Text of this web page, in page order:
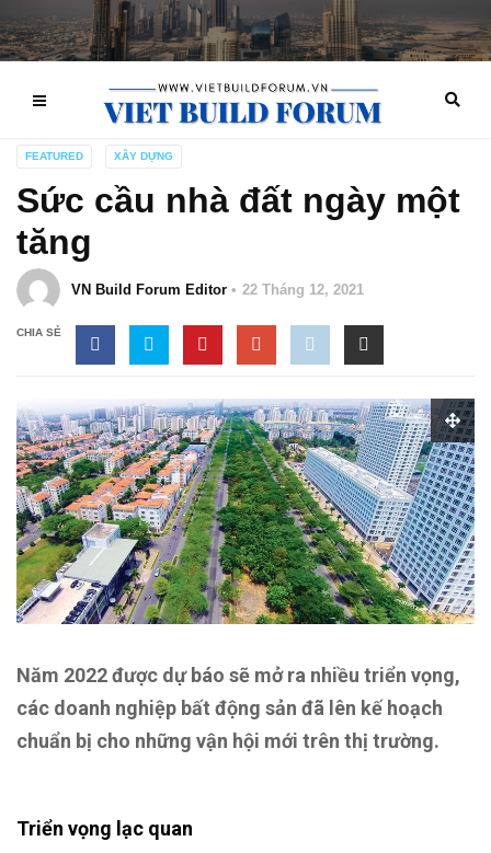
FEATURED XÂY DỰNG
Sức cầu nhà đất ngày một
tăng
VN Build Forum Editor 22 Tháng 12, 2021
CHIA SẺ
Năm 2022 được dự báo sẽ mở ra nhiều triển vọng,
các doanh nghiệp bất động sản đã lên kế hoạch
chuẩn bị cho những vận hội mới trên thị trường.
Triển vọng lạc quan